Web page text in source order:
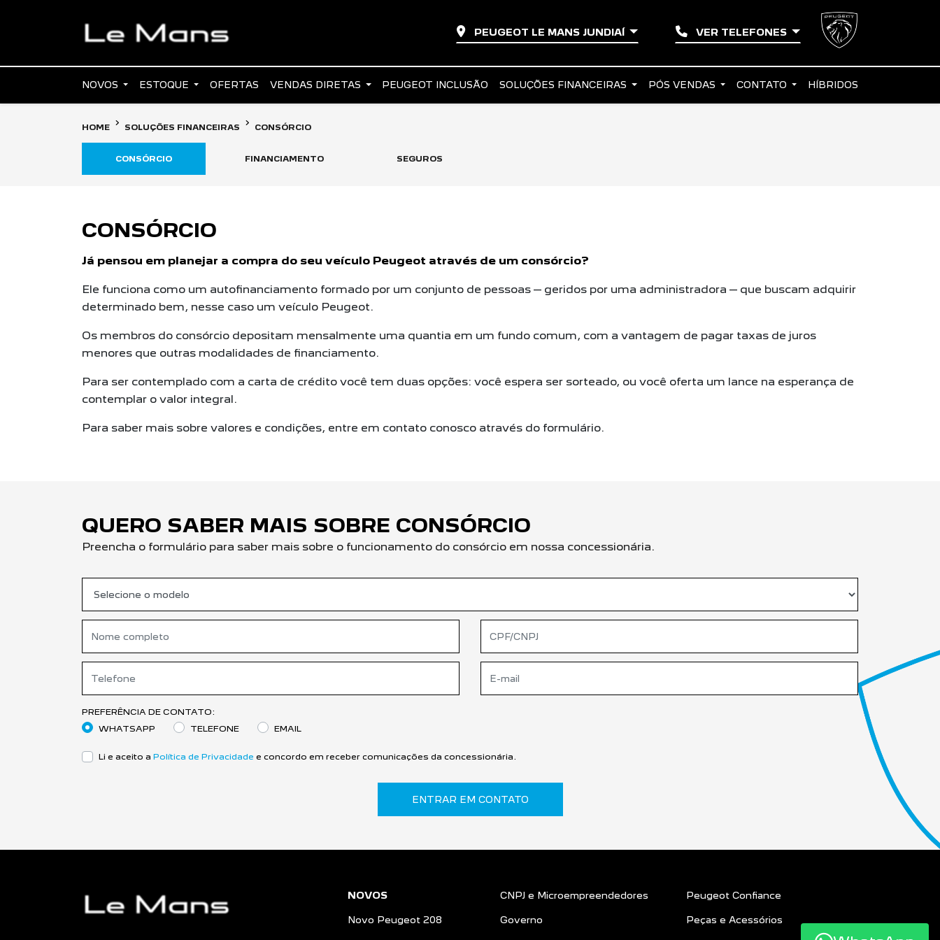
PEUGEOT LE MANS JUNDIAÍ VER TELEFONES
NOVOS ESTOQUE OFERTAS VENDAS DIRETAS PEUGEOT INCLUSÃO SOLUÇÕES FINANCEIRAS PÓS VENDAS CONTATO HÍBRIDOS
HOME SOLUÇÕES FINANCEIRAS CONSÓRCIO
CONSÓRCIO FINANCIAMENTO SEGUROS
CONSÓRCIO
Já pensou em planejar a compra do seu veículo Peugeot através de um consórcio?
Ele funciona como um autofinanciamento formado por um conjunto de pessoas – geridos por uma administradora – que buscam adquirir
determinado bem, nesse caso um veículo Peugeot.
Os membros do consórcio depositam mensalmente uma quantia em um fundo comum, com a vantagem de pagar taxas de juros
menores que outras modalidades de financiamento.
Para ser contemplado com a carta de crédito você tem duas opções: você espera ser sorteado, ou você oferta um lance na esperança de
contemplar o valor integral.
Para saber mais sobre valores e condições, entre em contato conosco através do formulário.
QUERO SABER MAIS SOBRE CONSÓRCIO
Preencha o formulário para saber mais sobre o funcionamento do consórcio em nossa concessionária.
PREFERÊNCIA DE CONTATO:
WHATSAPP
TELEFONE EMAIL
Li e aceito a Política de Privacidade e concordo em receber comunicações da concessionária.
ENTRAR EM CONTATO
NOVOS
Novo Peugeot 208
CNPJ e Microempreendedores
Governo
Peugeot Confiance
Peças e Acessórios